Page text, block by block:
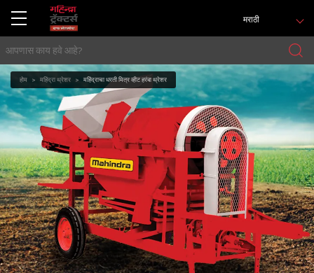
मराठी
होम महिंद्रा थ्रेशर महिंद्राचा धरती मित्र व्हीट हरंबा थ्रेशर